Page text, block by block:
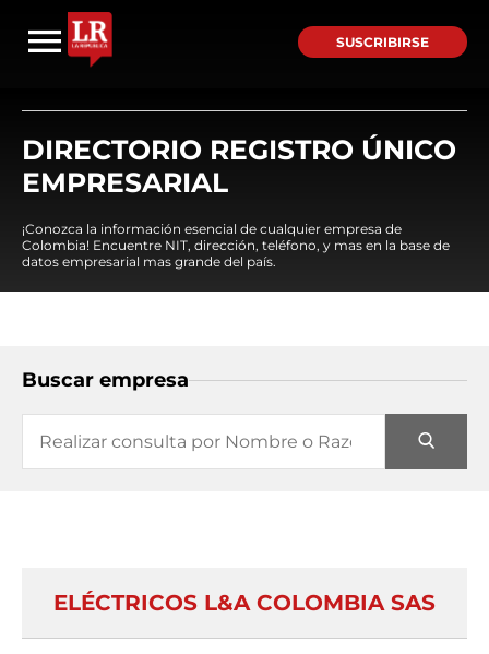
SUSCRIBIRSE
DIRECTORIO REGISTRO ÚNICO
EMPRESARIAL
¡Conozca la información esencial de cualquier empresa de
Colombia! Encuentre NIT, dirección, teléfono, y mas en la base de
datos empresarial mas grande del país.
Buscar empresa
ELÉCTRICOS L&A COLOMBIA SAS